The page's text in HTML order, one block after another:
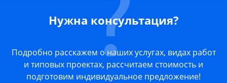
Нужна консультация?
Подробно расскажем о наших услугах, видах работ
и типовых проектах, рассчитаем стоимость и
подготовим индивидуальное предложение!